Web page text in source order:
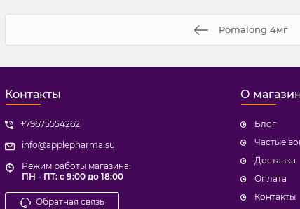
Pomalong 4мг
Контакты
+79675554262
info@applepharma.su
Режим работы магазина:
ПН - ПТ: с 9:00 до 18:00
Обратная связь
О
Блог
Частые
Доставка
Оплата
Контакты